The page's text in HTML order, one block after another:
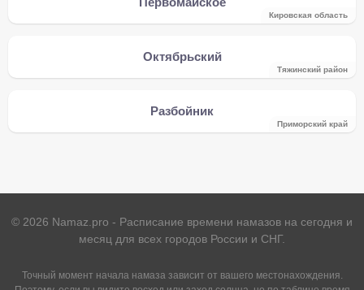
Кировская область
Октябрьский
Тяжинcкий район
Разбойник
Приморский край
© 2026 Namaz.pro - Расписание времени намазов на сегодня и
месяц для всех городов России и СНГ.
Точный момент начала намаза зависит от вашего местонахождения.